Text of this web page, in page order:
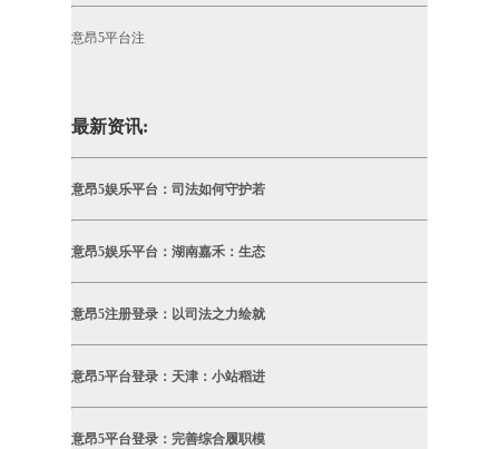
意昂5平台注
最新资讯:
意昂5娱乐平台：司法如何守护若
意昂5娱乐平台：湖南嘉禾：生态
意昂5注册登录：以司法之力绘就
意昂5平台登录：天津：小站稻进
意昂5平台登录：完善综合履职模